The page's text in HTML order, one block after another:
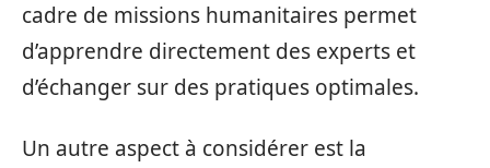
cadre de missions humanitaires permet
d’apprendre directement des experts et
d’échanger sur des pratiques optimales.
Un autre aspect à considérer est la